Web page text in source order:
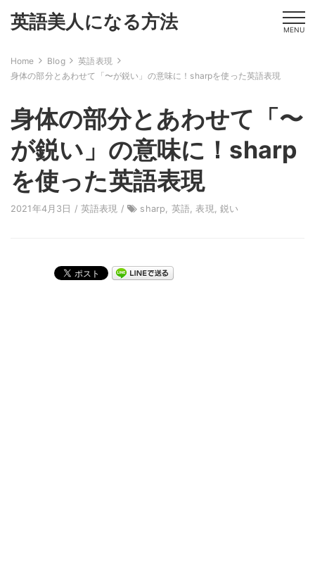
英語美人になる方法 MENU
Home Blog
英語表現
身体の部分とあわせて「〜が鋭い」の意味に！sharpを使った英語表現
身体の部分とあわせて「〜
が鋭い」の意味に！sharp
を使った英語表現
2021年4月3日 / 英語表現 / sharp 英語 ,表現 ,鋭い